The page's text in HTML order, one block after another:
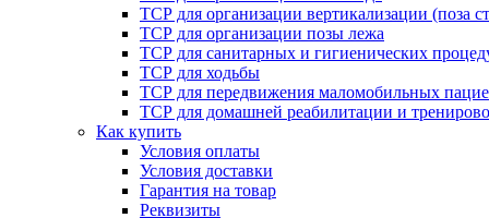
ТСР для организации вертикализации (поза
ТСР для организации позы лежа
ТСР для санитарных и гигиенических
ТСР для ходьбы
ТСР для передвижения маломобильных
ТСР для домашней реабилитации и
Как купить
Условия оплаты
Условия доставки
Гарантия на товар
Реквизиты